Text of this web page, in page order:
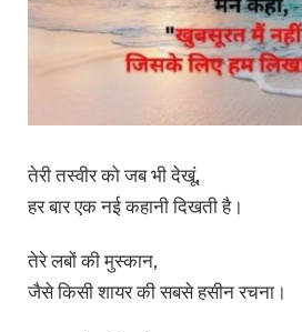
तेरी तस्वीर को जब भी देखूं,
हर बार एक नई कहानी दिखती है।
तेरे लबों की मुस्कान,
जैसे किसी शायर की सबसे हसीन रचना।